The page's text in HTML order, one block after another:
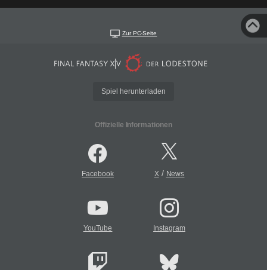
Zur PC-Seite
Spiel herunterladen
Offizielle Informationen
Facebook X/ News
YouTube Instagram